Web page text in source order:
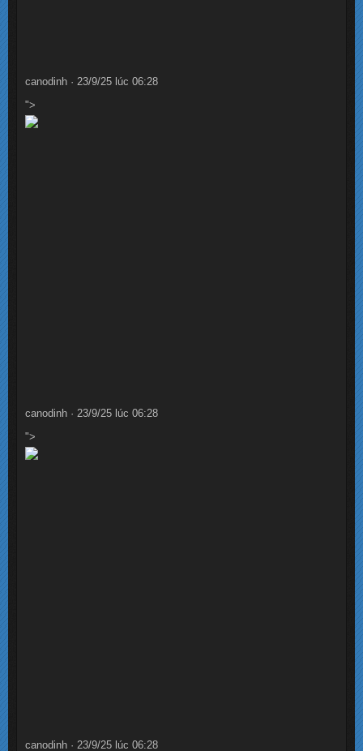
canodinh · 23/9/25 lúc 06:28
">
canodinh · 23/9/25 lúc 06:28
">
canodinh · 23/9/25 lúc 06:28